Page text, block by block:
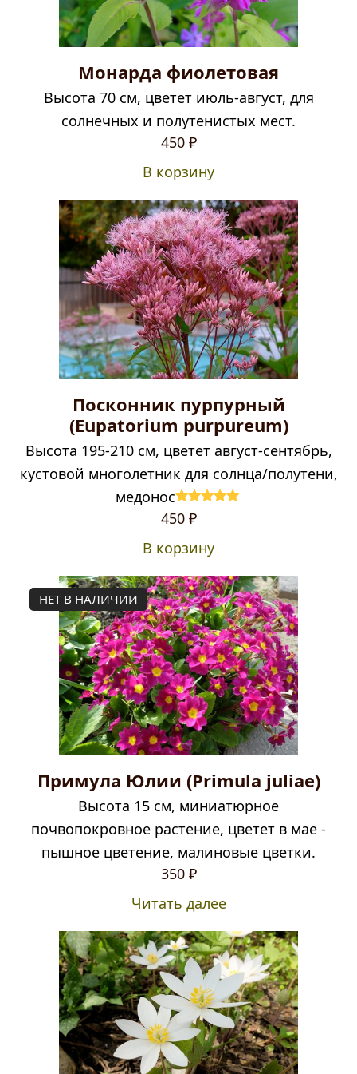
Монарда фиолетовая
Высота 70 см, цветет июль-август, для
солнечных и полутенистых мест.
450 ₽
В корзину
Посконник пурпурный
(Eupatorium purpureum)
Высота 195-210 см, цветет август-сентябрь,
кустовой многолетник для солнца/полутени,
медонос
Оценка
450 ₽
В корзину
НЕТ В НАЛИЧИИ
Примула Юлии (Primula juliae)
Высота 15 см, миниатюрное
почвопокровное растение, цветет в мае -
пышное цветение, малиновые цветки.
350 ₽
Читать далее